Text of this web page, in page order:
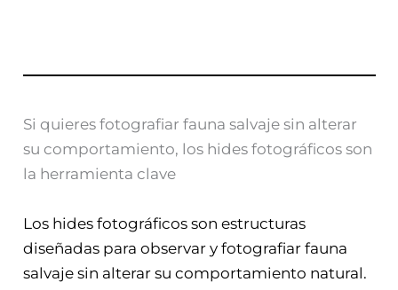
Si quieres fotografiar fauna salvaje sin alterar
su comportamiento, los hides fotográficos son
la herramienta clave
Los hides fotográficos son estructuras
diseñadas para observar y fotografiar fauna
salvaje sin alterar su comportamiento natural.